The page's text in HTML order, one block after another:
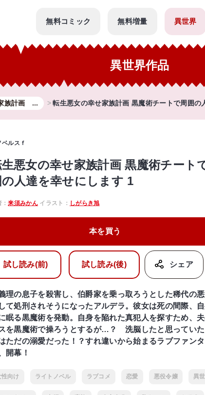
無料コミック 無料増量 異世界
異世界作品
族計画 ... 転生悪女の幸せ家族計画 黒魔術チートで周囲の
ベルスｆ
悪女の幸せ家族計画 黒魔術チート
の人達を幸せにします 1
：来須みかん イラスト： しがらき旭
本を買う
試し読み(前) 試し読み(後) シェア
義理の息子を殺害し、伯爵家を乗っ取ろうとした稀代の悪
て処刑されそうになったアルデラ。彼女は死の間際、
眠る黒魔術を発動。自身を陥れた真犯人を探すため、夫
を黒魔術で操ろうとするが…？ 洗脳したと思っていた
ただの溺愛だった！？すれ違いから始まるラブファン
開幕！
性向け ライトノベル ラブコメ 恋愛 悪役令嬢 異